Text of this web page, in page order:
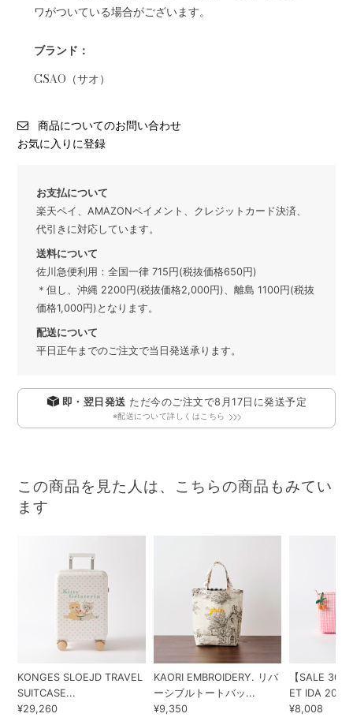
ワがついている場合がございます。
ブランド：
CSAO（サオ）
商品についてのお問い合わせ
お気に入りに登録
お支払について
楽天ペイ、AMAZONペイメント、クレジットカード決済、
代引きに対応しています。
送料について
佐川急便利用：全国一律 715円(税抜価格650円)
＊但し、沖縄 2200円(税抜価格2,000円)、離島 1100円(税抜
価格1,000円)となります。
配送について
平日正午までのご注文で当日発送承ります。
即・翌日発送 ただ今のご注文で8月17日 に発送予定
※配送について詳しくはこちら
この商品を見た人は、こちらの商品もみてい
ます
KONGES SLOEJD TRAVEL
SUITCASE...
¥29,260
KAORI EMBROIDERY. リバ
ーシブルトートバッ...
¥9,350
【SALE
ET IDA 202...
¥8,008